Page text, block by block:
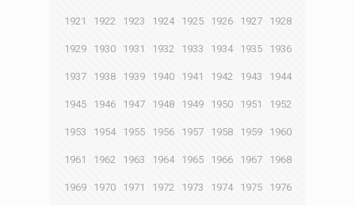
1921 1922 1923 1924 1925 1926 1927 1928
1929 1930 1931 1932 1933 1934 1935 1936
1937 1938 1939 1940 1941 1942 1943 1944
1945 1946 1947 1948 1949 1950 1951 1952
1953 1954 1955 1956 1957 1958 1959 1960
1961 1962 1963 1964 1965 1966 1967 1968
1969 1970 1971 1972 1973 1974 1975 1976